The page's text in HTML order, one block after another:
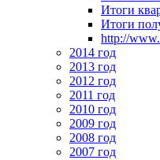
Итоги
Итоги
http://
2014 год
2013 год
2012 год
2011 год
2010 год
2009 год
2008 год
2007 год